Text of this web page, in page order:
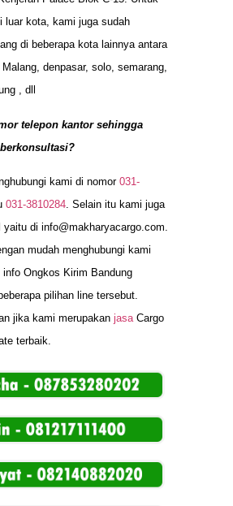
luar kota, kami juga sudah
di beberapa kota lainnya antara
Malang, denpasar, solo, semarang,
, dll
telepon kantor sehingga
kami di nomor 031-
031-3810284. Selain itu kami juga
yaitu di info@makharyacargo.com.
mudah menghubungi kami
Ongkos Kirim Bandung
pilihan line tersebut.
jika kami merupakan jasaCargo
terbaik.